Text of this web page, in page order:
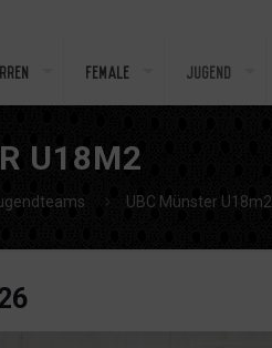
Female Jugend
U18M2
UBC Münster U18m2